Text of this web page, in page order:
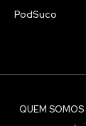
PodSuco
QUEM SOMOS